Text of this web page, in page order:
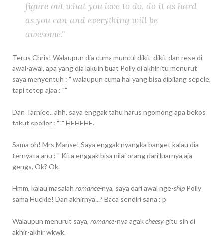
figure out what you love to do, do it as hard
as you can and everything will be
awesome."
Terus Chris! Walaupun dia cuma muncul dikit-dikit dan rese di
awal-awal, apa yang dia lakuin buat Polly di akhir itu menurut
saya menyentuh : " walaupun cuma hal yang bisa dibilang sepele,
tapi tetep ajaa : ""
Dan Tarniee.. ahh, saya enggak tahu harus ngomong apa bekos
takut spoiler : """ HEHEHE.
Sama oh! Mrs Manse! Saya enggak nyangka banget kalau dia
ternyata anu : " Kita enggak bisa nilai orang dari luarnya aja
gengs. Ok? Ok.
Hmm, kalau masalah romance-nya, saya dari awal nge-ship Polly
sama Huckle! Dan akhirnya...? Baca sendiri sana : p
Walaupun menurut saya, romance-nya agakcheesy gitu sih di
akhir-akhir wkwk.